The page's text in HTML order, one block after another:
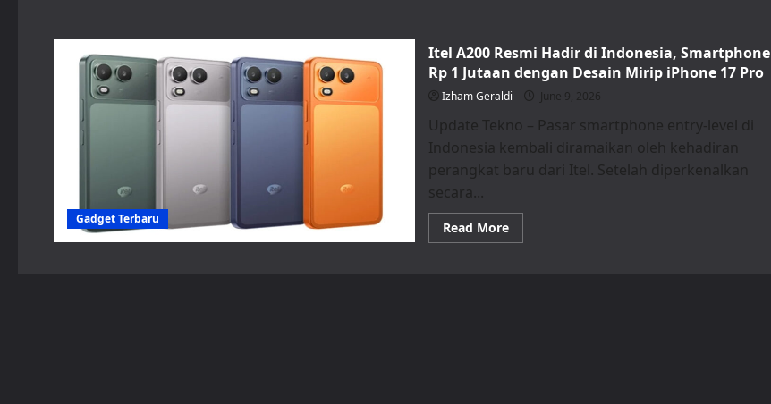
Gadget Terbaru
Itel A200 Resmi Hadir di Indonesia, Smartphone
Rp 1 Jutaan dengan Desain Mirip iPhone 17 Pro
Izham Geraldi June 9, 2026
Update Tekno – Pasar smartphone entry-level di
Indonesia kembali diramaikan oleh kehadiran
perangkat baru dari Itel. Setelah diperkenalkan
secara...
Read MoreRead
more